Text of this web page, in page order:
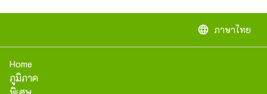
language ภาษาไทย
Home
ภูมิภาค